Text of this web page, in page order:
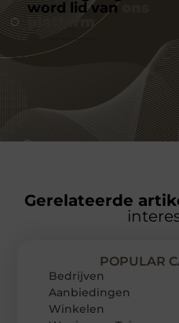
word lid van
platform
Gerelateerde
POPULAR
Bedrijven
Aanbiedingen
Winkelen